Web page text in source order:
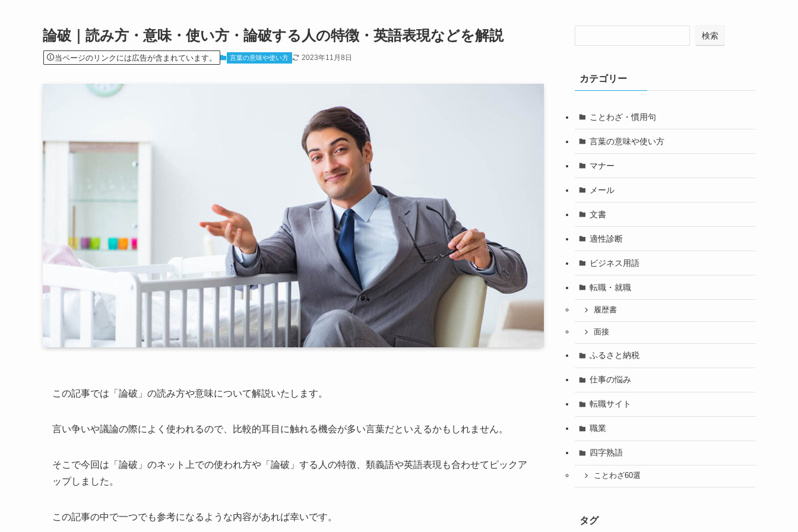
論破｜読み方・意味・使い方・論破する人の特徴・英語表現などを解説
当ページのリンクには広告が含まれています。 言葉の意味や使い方 2023年11月8日
この記事では「論破」の読み方や意味について解説いたします。
言い争いや議論の際によく使われるので、比較的耳目に触れる機会が多い言葉だといえるかもしれません。
そこで今回は「論破」のネット上での使われ方や「論破」する人の特徴、類義語や英語表現も合わせてピックア
ップしました。
この記事の中で一つでも参考になるような内容があれば幸いです。
検索
カテゴリー
ことわざ・慣用句
言葉の意味や使い方
マナー
メール
文書
適性診断
ビジネス用語
転職・就職
履歴書
面接
ふるさと納税
仕事の悩み
転職サイト
職業
四字熟語
ことわざ60選
タグ